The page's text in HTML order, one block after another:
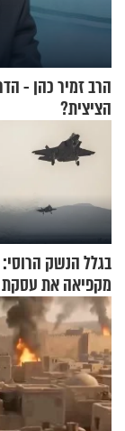
הרב זמיר כהן -
הציצית?
בגלל הנשק
מקפיאה את עסקת
הקרב לטורקיה